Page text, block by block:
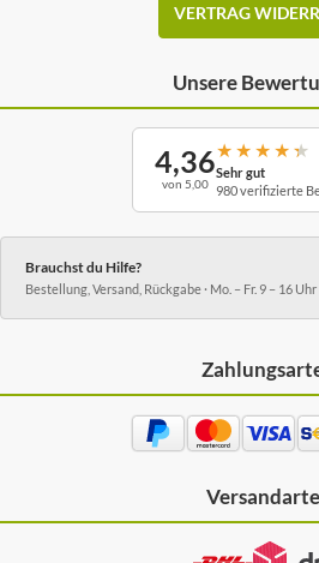
VERTRAG
Unsere
4,36
von 5,00
★ ★ ★ ★ ★
Sehr gut
980 verifizierte
Brauchst du Hilfe?
Bestellung, Versand, Rückgabe · Mo. – Fr. 9 – 16 Uhr